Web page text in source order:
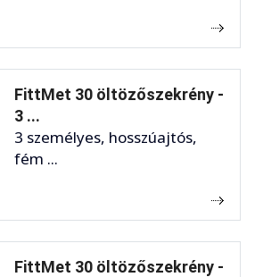
FittMet 30 öltözőszekrény -
3 ...
3 személyes, hosszúajtós,
fém ...
FittMet 30 öltözőszekrény -